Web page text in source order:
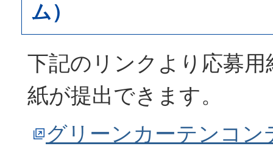
ム）
下記のリンクより応募
紙が提出できます。
グリーンカーテンコン